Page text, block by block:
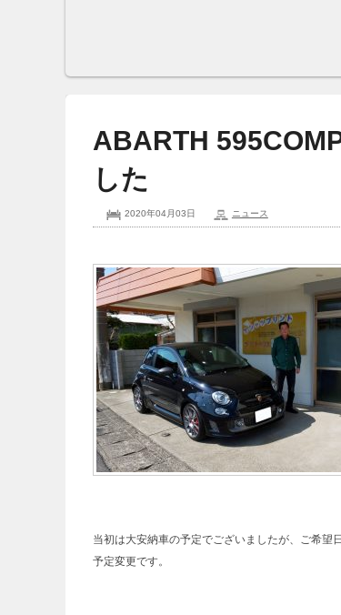
ABARTH
した
2020年04月03日 ニュース
当初は大安納車の予定でございましたが、ご希望
予定変更です。